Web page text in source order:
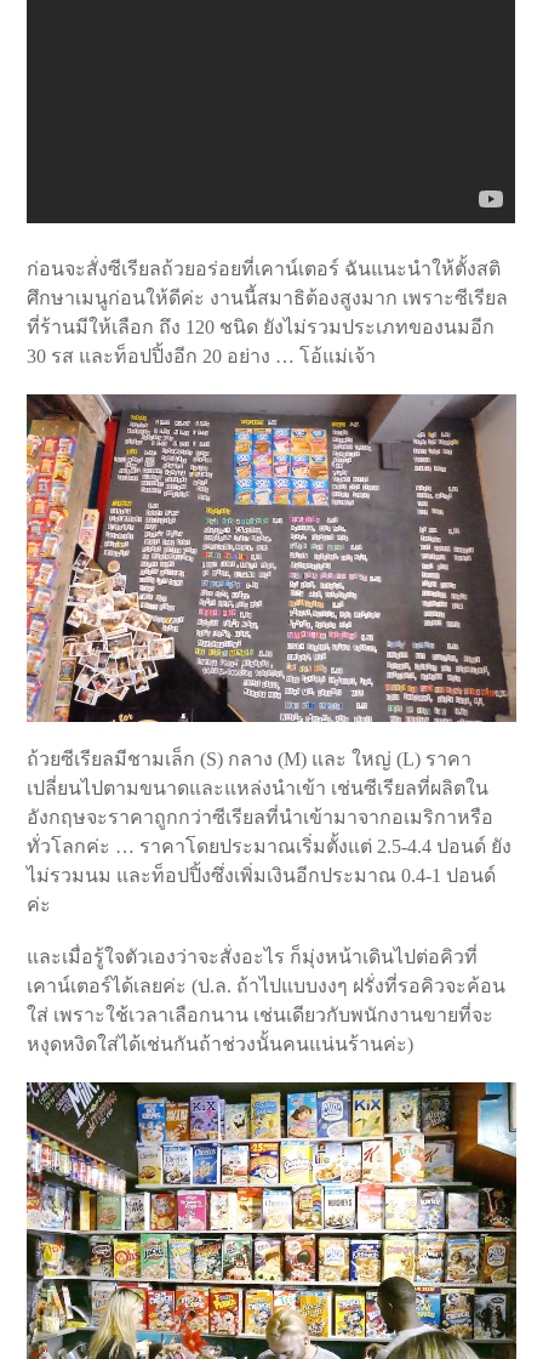
ก่อนจะสั่งซีเรียลถ้วยอร่อยที่เคาน์เตอร์ ฉันแนะนำให้ตั้งสติ
ศึกษาเมนูก่อนให้ดีค่ะ งานนี้สมาธิต้องสูงมาก เพราะซีเรียล
ที่ร้านมีให้เลือก ถึง 120 ชนิด ยังไม่รวมประเภทของนมอีก
30 รส และท็อปปิ้งอีก 20 อย่าง … โอ้แม่เจ้า
ถ้วยซีเรียลมีชามเล็ก (S) กลาง (M) และ ใหญ่ (L) ราคา
เปลี่ยนไปตามขนาดและแหล่งนำเข้า เช่นซีเรียลที่ผลิตใน
อังกฤษจะราคาถูกกว่าซีเรียลที่นำเข้ามาจากอเมริกาหรือ
ทั่วโลกค่ะ … ราคาโดยประมาณเริ่มตั้งแต่ 2.5-4.4 ปอนด์ ยัง
ไม่รวมนม และท็อปปิ้งซึ่งเพิ่มเงินอีกประมาณ 0.4-1 ปอนด์
ค่ะ
และเมื่อรู้ใจตัวเองว่าจะสั่งอะไร ก็มุ่งหน้าเดินไปต่อคิวที่
เคาน์เตอร์ได้เลยค่ะ (ป.ล. ถ้าไปแบบงงๆ ฝรั่งที่รอคิวจะค้อน
ใส่ เพราะใช้เวลาเลือกนาน เช่นเดียวกับพนักงานขายที่จะ
หงุดหงิดใส่ได้เช่นกันถ้าช่วงนั้นคนแน่นร้านค่ะ)